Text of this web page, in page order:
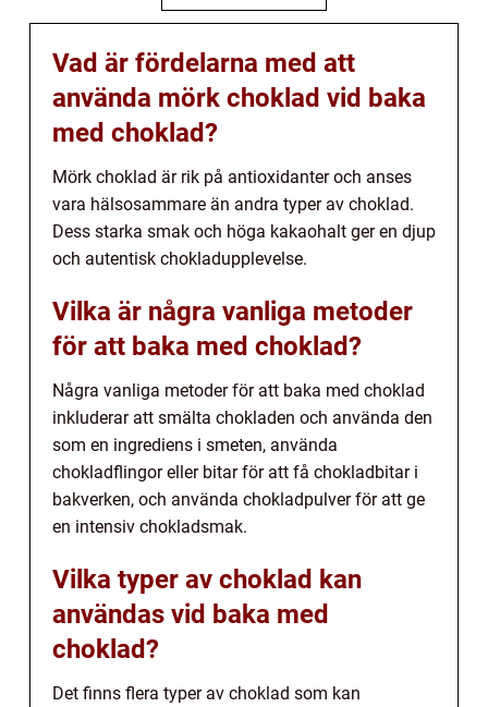
Vad är fördelarna med att
använda mörk choklad vid baka
med choklad?
Mörk choklad är rik på antioxidanter och anses
vara hälsosammare än andra typer av choklad.
Dess starka smak och höga kakaohalt ger en djup
och autentisk chokladupplevelse.
Vilka är några vanliga metoder
för att baka med choklad?
Några vanliga metoder för att baka med choklad
inkluderar att smälta chokladen och använda den
som en ingrediens i smeten, använda
chokladflingor eller bitar för att få chokladbitar i
bakverken, och använda chokladpulver för att ge
en intensiv chokladsmak.
Vilka typer av choklad kan
användas vid baka med
choklad?
Det finns flera typer av choklad som kan